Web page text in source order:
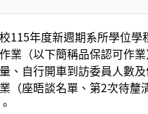
115年度新週期系所學位學
業（以下簡稱品保認可作
、自行開車到訪委員人數
（座晤談名單、第2次待釐